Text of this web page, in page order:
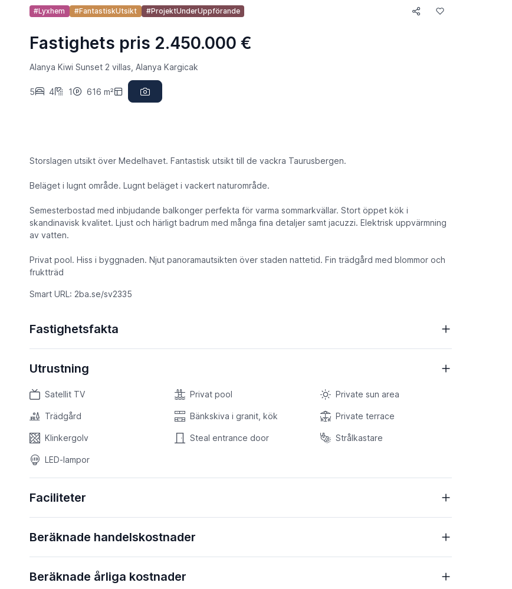
#Lyxhem #FantastiskUtsikt #ProjektUnderUppförande
Fastighets pris 2.450.000 €
Alanya Kiwi Sunset 2 villas, Alanya Kargicak
5 4 1 616 m²
Storslagen utsikt över Medelhavet. Fantastisk utsikt till de vackra Taurusbergen.
Beläget i lugnt område. Lugnt beläget i vackert naturområde.
Semesterbostad med inbjudande balkonger perfekta för varma sommarkvällar. Stort öppet kök i
skandinavisk kvalitet. Ljust och härligt badrum med många fina detaljer samt jacuzzi. Elektrisk uppvärmning
av vatten.
Privat pool. Hiss i byggnaden. Njut panoramautsikten över staden nattetid. Fin trädgård med blommor och
fruktträd
Smart URL: 2ba.se/sv2335
Fastighetsfakta
Utrustning
Satellit TV Privat pool Private sun area
Trädgård Bänkskiva i granit, kök Private terrace
Klinkergolv Steal entrance door Strålkastare
LED-lampor
Faciliteter
Beräknade handelskostnader
Beräknade årliga kostnader